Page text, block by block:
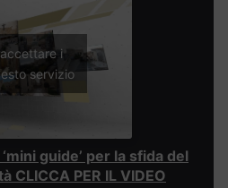
i
servizio
guide’ per la sfida del
PER IL VIDEO